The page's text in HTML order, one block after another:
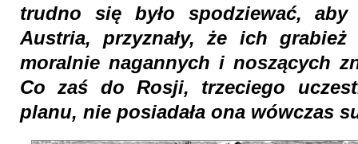
trudno się było spodziewać,
Austria, przyznały, że ich
moralnie nagannych i noszących
Co zaś do Rosji, trzeciego
planu, nie posiadała ona wówczas